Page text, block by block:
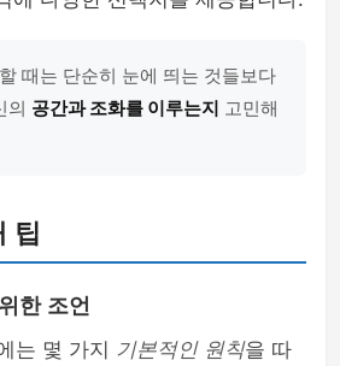
때는 단순히 눈에 띄는 것들보다
의 공간과 조화를 이루는지 고민해
팁
한 조언
는 몇 가지 기본적인 원칙을 따